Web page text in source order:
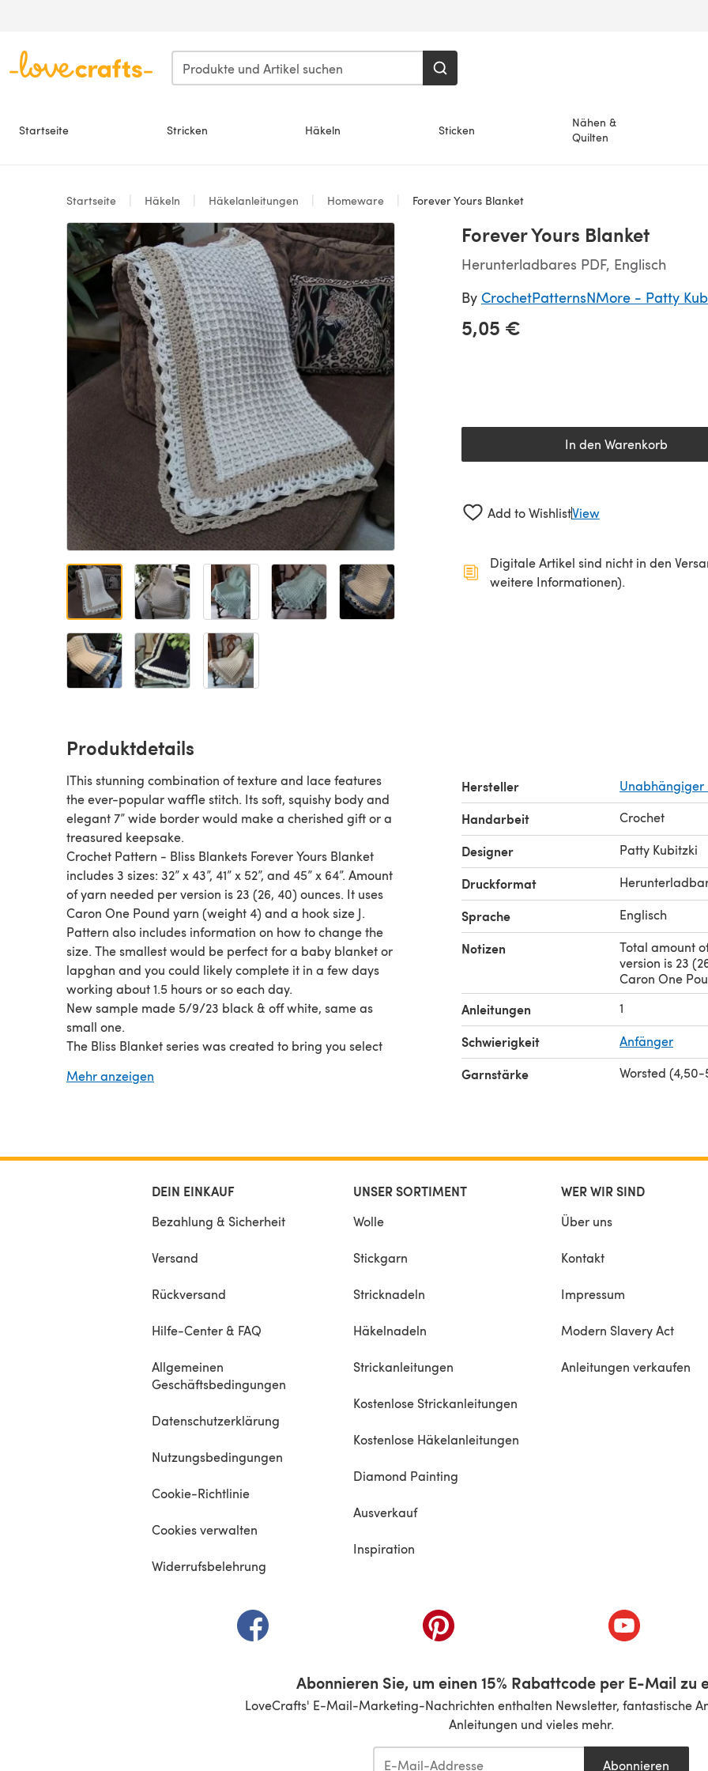
Startseite Stricken Häkeln Sticken
Nähen &
Quilten
Startseite Häkeln Häkelanleitungen Homeware Forever Yours Blanket
Forever Yours Blanket
Herunterladbares PDF, Englisch
By CrochetPatternsNMore - Patty
5,05 €
In den Warenkorb
Add to WishlistView
Digitale Artikel sind nicht in den
weitere Informationen).
Produktdetails
lThis stunning combination of texture and lace features
the ever-popular waffle stitch. Its soft, squishy body and
elegant 7” wide border would make a cherished gift or a
treasured keepsake.
Crochet Pattern - Bliss Blankets Forever Yours Blanket
includes 3 sizes: 32” x 43”, 41” x 52”, and 45” x 64”. Amount
of yarn needed per version is 23 (26, 40) ounces. It uses
Caron One Pound yarn (weight 4) and a hook size J.
Pattern also includes information on how to change the
size. The smallest would be perfect for a baby blanket or
lapghan and you could likely complete it in a few days
working about 1.5 hours or so each day.
New sample made 5/9/23 black & off white, same as
small one.
The Bliss Blanket series was created to bring you select
grace and beauty.
once product
Mehr anzeigen
Hersteller Unabhängiger
Handarbeit Crochet
Designer Patty Kubitzki
Druckformat
Sprache Englisch
Notizen
Total amount
version is 23
Caron One
Anleitungen 1
Schwierigkeit Anfänger
Garnstärke Worsted
DEIN EINKAUF
Bezahlung & Sicherheit
Versand
Rückversand
Hilfe-Center & FAQ
Allgemeinen
Geschäftsbedingungen
Datenschutzerklärung
Nutzungsbedingungen
Cookie-Richtlinie
Cookies verwalten
Widerrufsbelehrung
UNSER SORTIMENT
Wolle
Stickgarn
Stricknadeln
Häkelnadeln
Strickanleitungen
Kostenlose Strickanleitungen
Kostenlose Häkelanleitungen
Diamond Painting
Ausverkauf
Inspiration
WER WIR SIND
Über uns
Kontakt
Impressum
Modern Slavery Act
Anleitungen verkaufen
(öffnet sich in einem neuen Tab)(öffnet sich in einem neuen Tab)(öffnet sich in
Abonnieren Sie, um einen 15% Rabattcode per E-Mail zu
LoveCrafts' E-Mail-Marketing-Nachrichten enthalten Newsletter, fantastische
Anleitungen und vieles mehr.
Abonnieren